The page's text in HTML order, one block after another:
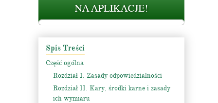
Spis Treści
Część ogólna
Rozdział I. Zasady odpowiedzialności
Rozdział II. Kary, środki karne i zasady
ich wymiaru